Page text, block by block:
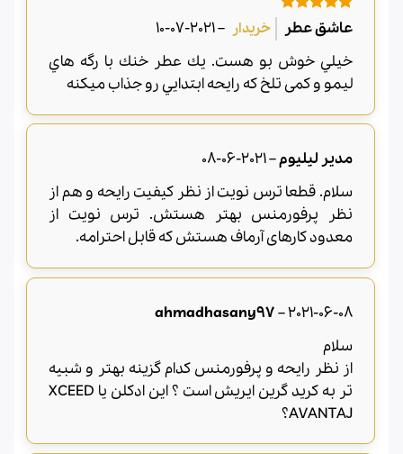
امتیاز 5از
5
عاشق عطر –
2021-07-10
خيلي خوش بو هست. يك عطر خنك با رگه هاي
ليمو و کمی تلخ که رایحه ابتدايي رو جذاب ميكنه
مدیر لیلیوم–
2021-06-08
سلام. قطعا ترس نویت از نظر کیفیت رایحه و هم از
نظر پرفورمنس بهتر هستش. ترس نویت از
معدود کارهای آرماف هستش که قابل احترامه.
ahmadhasany97–2021-06-08
سلام
از نظر رایحه و پرفورمنس کدام گزینه بهتر و شبیه
تر به کرید گرین ایریش است ؟ این ادکلن یا XCEED
AVANTAJ؟